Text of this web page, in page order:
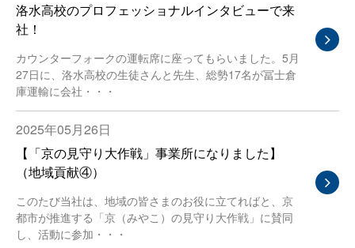
洛水高校のプロフェッショナルインタビューで来
社！
カウンターフォークの運転席に座ってもらいました。5月
27日に、洛水高校の生徒さんと先生、総勢17名が冨士倉
庫運輸に会社・・・
2025年05月26日
【「京の見守り大作戦」事業所になりました】
（地域貢献④）
このたび当社は、地域の皆さまのお役に立てればと、京
都市が推進する「京（みやこ）の見守り大作戦」に賛同
し、活動に参加・・・